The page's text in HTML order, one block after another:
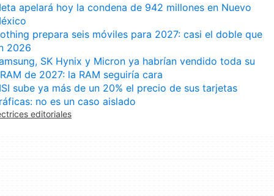
apelará hoy la condena de 942 millones en Nuevo
prepara seis móviles para 2027: casi el doble que
2026
SK Hynix y Micron ya habrían vendido toda su
de 2027: la RAM seguiría cara
sube ya más de un 20% el precio de sus tarjetas
no es un caso aislado
editoriales